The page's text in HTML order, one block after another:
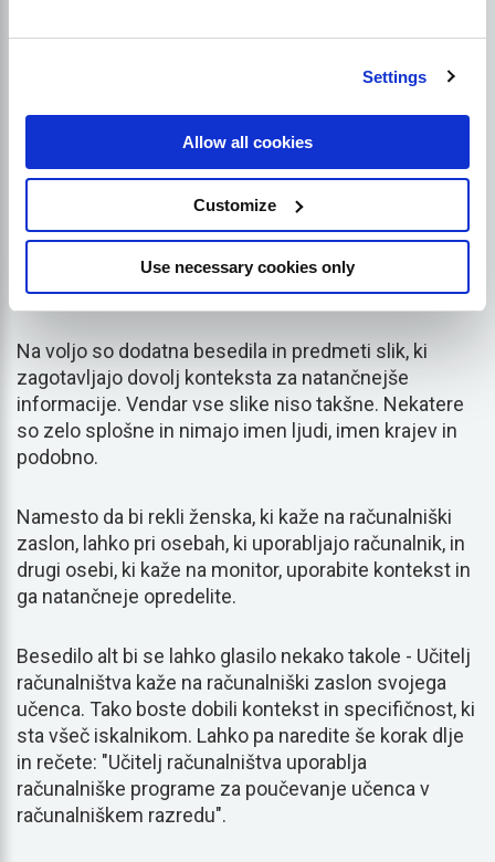
Settings
Allow all cookies
Customize
Use necessary cookies only
bo iskalnik razumel, kako je slika povezana z vsebino
Boljše besedilo bi se glasilo nekako takole: Willie
parku Candlestick Park.
3. Specifičnost ovira
pomanjkanje podrobnosti
Na voljo so dodatna besedila in predmeti slik, ki
zagotavljajo dovolj konteksta za natančnejše
informacije. Vendar vse slike niso takšne. Nekatere
so zelo splošne in nimajo imen ljudi, imen krajev in
podobno.
Namesto da bi rekli ženska, ki kaže na računalniški
zaslon, lahko pri osebah, ki uporabljajo računalnik, in
drugi osebi, ki kaže na monitor, uporabite kontekst in
ga natančneje opredelite.
Besedilo alt bi se lahko glasilo nekako takole - Učitelj
računalništva kaže na računalniški zaslon svojega
učenca. Tako boste dobili kontekst in specifičnost, ki
sta všeč iskalnikom. Lahko pa naredite še korak dlje
in rečete: "Učitelj računalništva uporablja
računalniške programe za poučevanje učenca v
računalniškem razredu".